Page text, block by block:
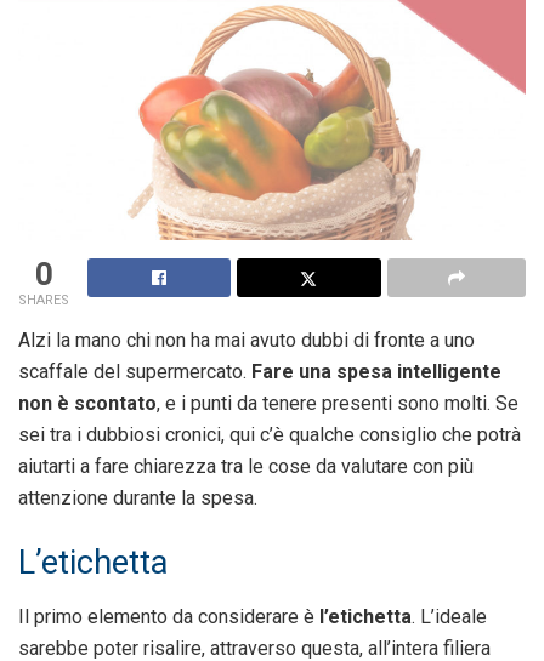
0
SHARES
Alzi la mano chi non ha mai avuto dubbi di fronte a uno
scaffale del supermercato. Fare una spesa intelligente
non è scontato, e i punti da tenere presenti sono molti. Se
sei tra i dubbiosi cronici, qui c’è qualche consiglio che potrà
aiutarti a fare chiarezza tra le cose da valutare con più
attenzione durante la spesa.
L’etichetta
Il primo elemento da considerare è l’etichetta. L’ideale
sarebbe poter risalire, attraverso questa, all’intera filiera